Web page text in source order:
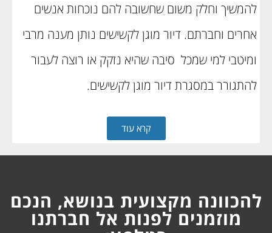
להמשיך וחלק משום שחשובה להם נוכחות אנשים
אחרים וחברתם. דיור מוגן לקשישים נותן מענה מרבי
ומיטבי למי שמכל סיבה שהיא נזקק או רוצה לעבור
להתגורר במסגרת דיור מוגן לקשישים.
קרא עוד
להכוונה מקצועית בנושא, הנכם
מוזמנים לפנות אל חברתנו